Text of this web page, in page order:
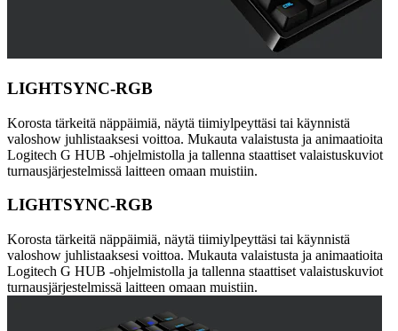
LIGHTSYNC-RGB
Korosta tärkeitä näppäimiä, näytä tiimiylpeyttäsi tai käynnistä
valoshow juhlistaaksesi voittoa. Mukauta valaistusta ja animaatioita
Logitech G HUB -ohjelmistolla ja tallenna staattiset valaistuskuviot
turnausjärjestelmissä laitteen omaan muistiin.
LIGHTSYNC-RGB
Korosta tärkeitä näppäimiä, näytä tiimiylpeyttäsi tai käynnistä
valoshow juhlistaaksesi voittoa. Mukauta valaistusta ja animaatioita
Logitech G HUB -ohjelmistolla ja tallenna staattiset valaistuskuviot
turnausjärjestelmissä laitteen omaan muistiin.